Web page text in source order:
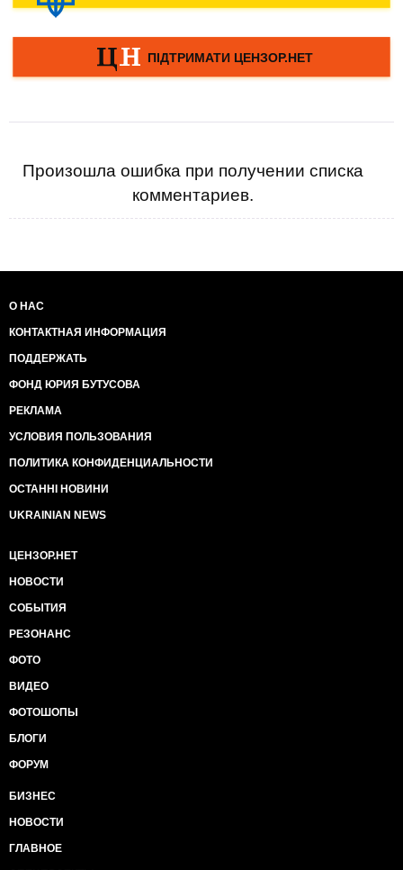
Произошла ошибка при получении списка
комментариев.
О НАС
КОНТАКТНАЯ ИНФОРМАЦИЯ
ПОДДЕРЖАТЬ
ФОНД ЮРИЯ БУТУСОВА
РЕКЛАМА
УСЛОВИЯ ПОЛЬЗОВАНИЯ
ПОЛИТИКА КОНФИДЕНЦИАЛЬНОСТИ
ОСТАННІ НОВИНИ
UKRAINIAN NEWS
ЦЕНЗОР.НЕТ
НОВОСТИ
СОБЫТИЯ
РЕЗОНАНС
ФОТО
ВИДЕО
ФОТОШОПЫ
БЛОГИ
ФОРУМ
БИЗНЕС
НОВОСТИ
ГЛАВНОЕ